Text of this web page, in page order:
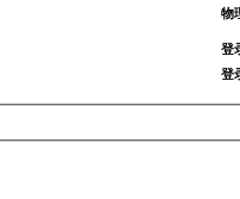
物
登
登